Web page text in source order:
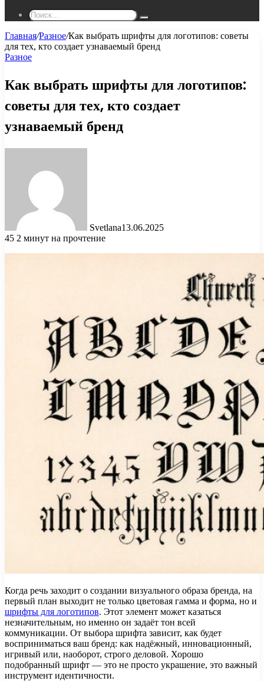
Поиск...
Главная/Разное/Как выбрать шрифты для логотипов: советы
для тех, кто создает узнаваемый бренд
Разное
Как выбрать шрифты для логотипов:
советы для тех, кто создает
узнаваемый бренд
Svetlana13.06.2025
45 2 минут на прочтение
Когда речь заходит о создании визуального образа бренда, на
первый план выходит не только цветовая гамма и форма, но и
шрифты для логотипов. Этот элемент может казаться
незначительным, но именно он задаёт тон всей
коммуникации. От выбора шрифта зависит, как будет
восприниматься ваш бренд: как надёжный, инновационный,
игривый или, наоборот, строго деловой. Хорошо
подобранный шрифт — это не просто украшение, это важный
инструмент идентичности.